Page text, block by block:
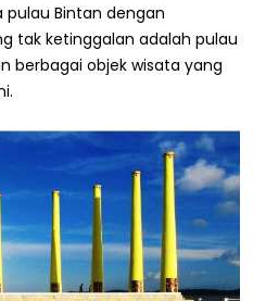
pulau Bintan dengan
tak ketinggalan adalah pulau
berbagai objek wisata yang